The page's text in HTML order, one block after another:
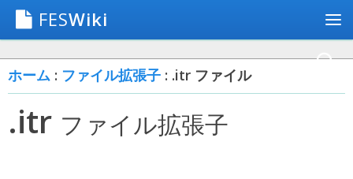
FESWiki
ホーム : ファイル拡張子 : .itr ファイル
.itr ファイル拡張子